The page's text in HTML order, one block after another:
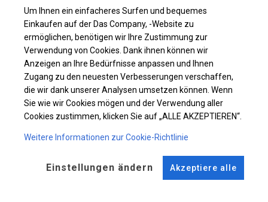
Einzelheiten ansehen
Plane ändern
WINTER
Um Ihnen ein einfacheres Surfen und bequemes
Einkaufen auf der Das Company, -Website zu
ermöglichen, benötigen wir Ihre Zustimmung zur
Verwendung von Cookies. Dank ihnen können wir
Anzeigen an Ihre Bedürfnisse anpassen und Ihnen
Zugang zu den neuesten Verbesserungen verschaffen,
die wir dank unserer Analysen umsetzen können. Wenn
Sie wie wir Cookies mögen und der Verwendung aller
Cookies zustimmen, klicken Sie auf „ALLE AKZEPTIEREN“.
Weitere Informationen zur Cookie-Richtlinie
Einstellungen ändern Akzeptiere alle